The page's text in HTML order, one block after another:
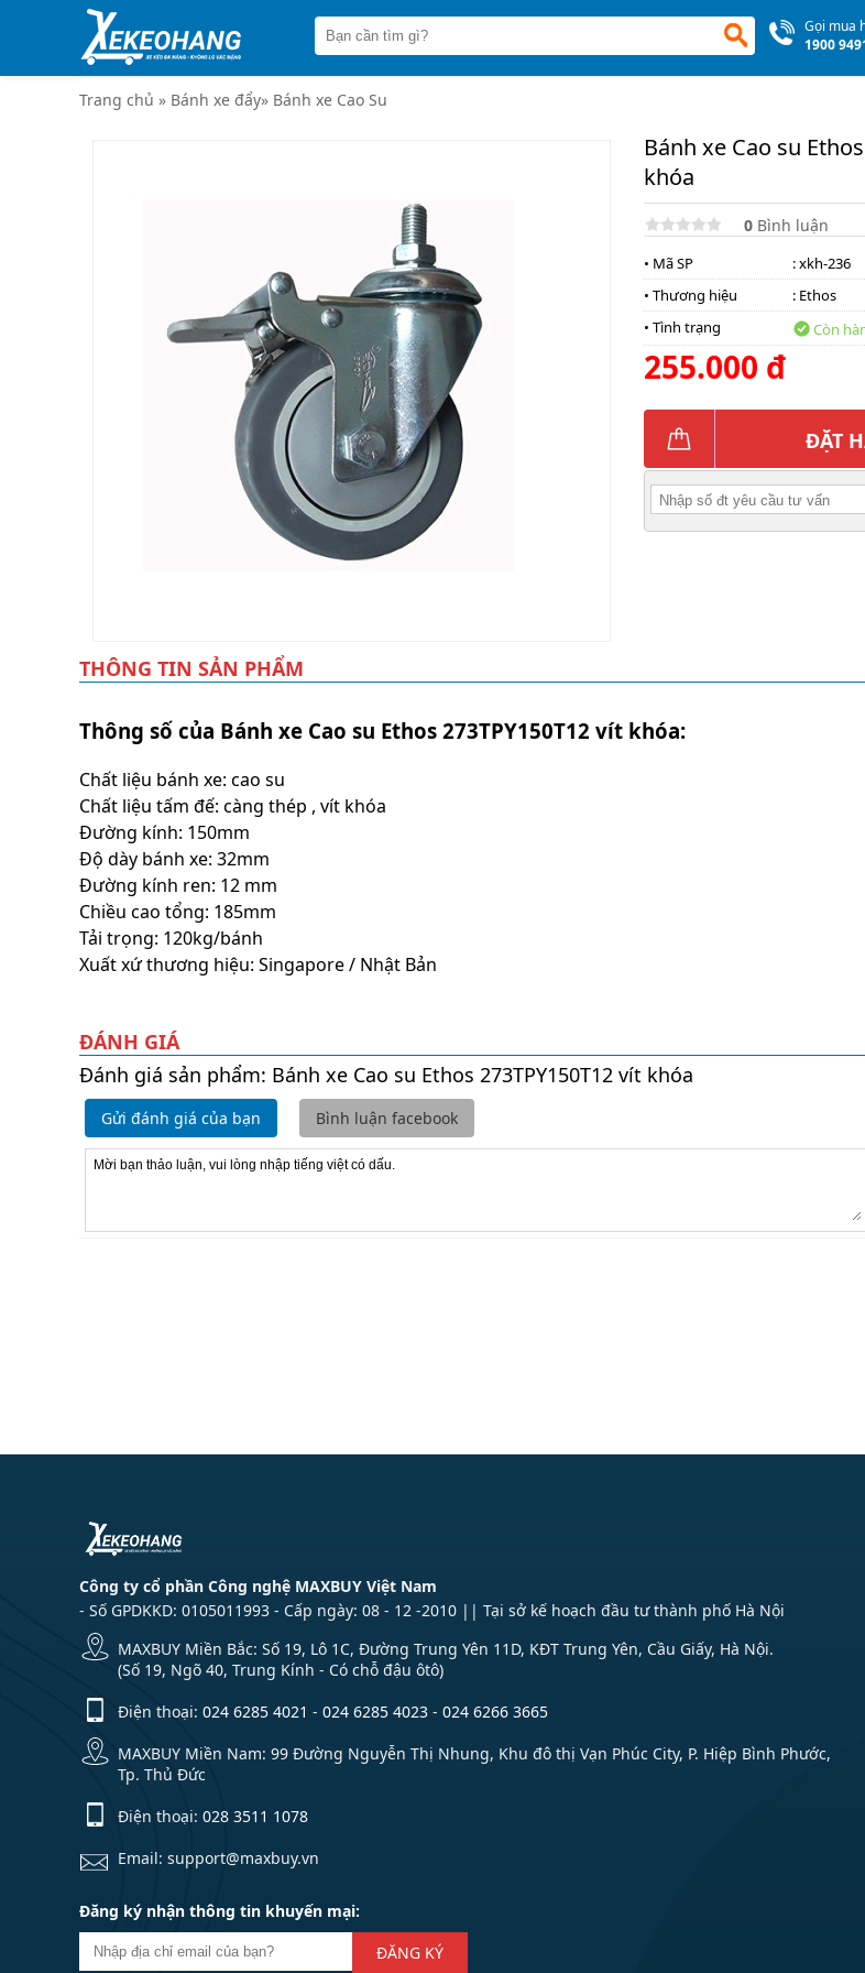
Gọi mua
1900
Xe
Trang chủ » Bánh xe đẩy» Bánh xe Cao Su
Bánh xe Cao su
khóa
0 Bình luận
• Mã SP
: xkh-236
• Thương hiệu
: Ethos
• Tình trạng
Còn
255.000 đ
ĐẶT
THÔNG TIN SẢN PHẨM
Thông số của Bánh xe Cao su Ethos 273TPY150T12 vít khóa:
Chất liệu bánh xe: cao su
Chất liệu tấm đế: càng thép , vít khóa
Đường kính: 150mm
Độ dày bánh xe: 32mm
Đường kính ren: 12 mm
Chiều cao tổng: 185mm
Tải trọng: 120kg/bánh
Xuất xứ thương hiệu: Singapore / Nhật Bản
ĐÁNH GIÁ
Đánh giá sản phẩm: Bánh xe Cao su Ethos 273TPY150T12 vít khóa
Gửi đánh giá của bạn Bình luận facebook
Công ty cổ phần Công nghệ MAXBUY Việt Nam
- Số GPDKKD: 0105011993 - Cấp ngày: 08 - 12 -2010 || Tại sở kế hoạch đầu tư thành phố Hà Nội
MAXBUY Miền Bắc: Số 19, Lô 1C, Đường Trung Yên 11D, KĐT Trung Yên, Cầu Giấy, Hà Nội.
(Số 19, Ngõ 40, Trung Kính - Có chỗ đậu ôtô)
Điện thoại: 024 6285 4021 - 024 6285 4023 - 024 6266 3665
MAXBUY Miền Nam: 99 Đường Nguyễn Thị Nhung, Khu đô thị Vạn Phúc City, P. Hiệp Bình Phước,
Tp. Thủ Đức
Điện thoại: 028 3511 1078
Email: support@maxbuy.vn
Đăng ký nhận thông tin khuyến mại:
ĐĂNG KÝ